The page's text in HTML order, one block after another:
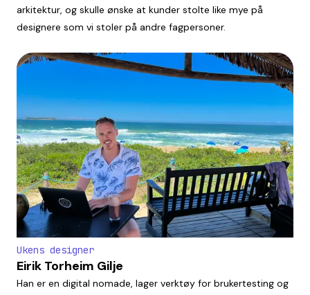
arkitektur, og skulle ønske at kunder stolte like mye på
designere som vi stoler på andre fagpersoner.
Ukens designer
Eirik Torheim Gilje
Han er en digital nomade, lager verktøy for brukertesting og